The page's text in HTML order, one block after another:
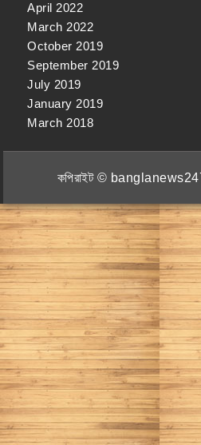
April 2022
March 2022
October 2019
September 2019
July 2019
January 2019
March 2018
কপিরাইট © banglanews247 |